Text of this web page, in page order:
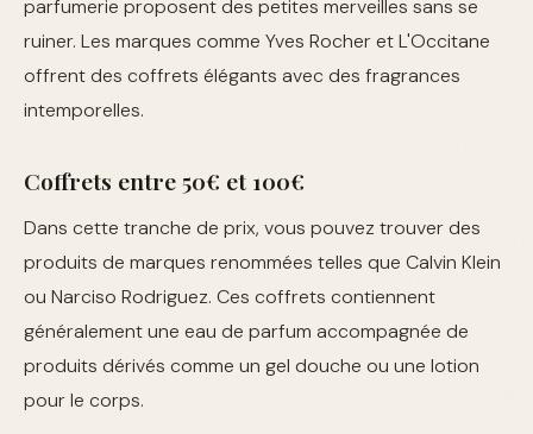
parfumerie proposent des petites merveilles sans se
ruiner. Les marques comme Yves Rocher et L'Occitane
offrent des coffrets élégants avec des fragrances
intemporelles.
Coffrets entre 50€ et 100€
Dans cette tranche de prix, vous pouvez trouver des
produits de marques renommées telles que Calvin Klein
ou Narciso Rodriguez. Ces coffrets contiennent
généralement une eau de parfum accompagnée de
produits dérivés comme un gel douche ou une lotion
pour le corps.